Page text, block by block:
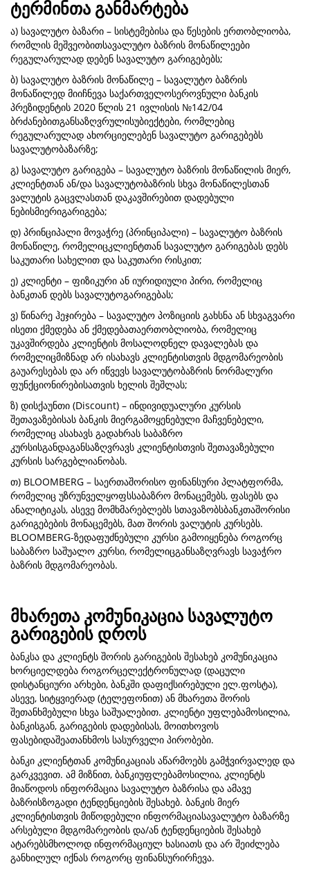
ტერმინთა განმარტება
ა) სავალუტო ბაზარი – სისტემებისა და წესების ერთობლიობა,
რომლის მეშვეობითსავალუტო ბაზრის მონაწილეები
რეგულარულად დებენ სავალუტო გარიგებებს;
ბ) სავალუტო ბაზრის მონაწილე – სავალუტო ბაზრის
მონაწილედ მიიჩნევა საქართველოსეროვნული ბანკის
პრეზიდენტის 2020 წლის 21 ივლისის №142/04
ბრძანებითგანსაზღვრულისუბიექტები, რომლებიც
რეგულარულად ახორციელებენ სავალუტო გარიგებებს
სავალუტობაზარზე;
გ) სავალუტო გარიგება – სავალუტო ბაზრის მონაწილის მიერ,
კლიენტთან ან/და სავალუტობაზრის სხვა მონაწილესთან
ვალუტის გაცვლასთან დაკავშირებით დადებული
ნებისმიერიგარიგება;
დ) პრინციპალი მოვაჭრე (პრინციპალი) – სავალუტო ბაზრის
მონაწილე, რომელიცკლიენტთან სავალუტო გარიგებას დებს
საკუთარი სახელით და საკუთარი რისკით;
ე) კლიენტი – ფიზიკური ან იურიდიული პირი, რომელიც
ბანკთან დებს სავალუტოგარიგებას;
ვ) წინარე ჰეჯირება – სავალუტო პოზიციის გახსნა ან სხვაგვარი
ისეთი ქმედება ან ქმედებათაერთობლიობა, რომელიც
უკავშირდება კლიენტის მოსალოდნელ დავალებას და
რომელიცმიზნად არ ისახავს კლიენტისთვის მდგომარეობის
გაუარესებას და არ იწვევს სავალუტობაზრის ნორმალური
ფუნქციონირებისათვის ხელის შეშლას;
ზ) დისქაუნთი (Discount) – ინდივიდუალური კურსის
შეთავაზებისას ბანკის მიერგამოყენებული მაჩვენებელი,
რომელიც ასახავს გადახრას საბაზრო
კურსისგანდაგანსაზღვრავს კლიენტისთვის შეთავაზებული
კურსის სარგებლიანობას.
თ) BLOOMBERG – საერთაშორისო ფინანსური პლატფორმა,
რომელიც უზრუნველყოფსსაბაზრო მონაცემებს, ფასებს და
ანალიტიკას, ასევე მომხმარებლებს სთავაზობსბანკთაშორისი
გარიგებების მონაცემებს, მათ შორის ვალუტის კურსებს.
BLOOMBERG-ზედაფუძნებული კურსი გამოიყენება როგორც
საბაზრო საშუალო კურსი, რომელიცგანსაზღვრავს სავაჭრო
ბაზრის მდგომარეობას.
მხარეთა კომუნიკაცია სავალუტო
გარიგების დროს
ბანკსა და კლიენტს შორის გარიგების შესახებ კომუნიკაცია
ხორციელდება როგორცელექტრონულად (დაცული
დისტანციური არხები, ბანკში დაფიქსირებული ელ.ფოსტა),
ასევე, სიტყვიერად (ტელეფონით) ან მხარეთა შორის
შეთანხმებული სხვა საშუალებით. კლიენტი უფლებამოსილია,
ბანკისგან, გარიგების დადებისას, მოითხოვოს
ფასებიდაშეათანხმოს სასურველი პირობები.
ბანკი კლიენტთან კომუნიკაციას აწარმოებს გამჭვირვალედ და
გარკვევით. ამ მიზნით, ბანკიუფლებამოსილია, კლიენტს
მიაწოდოს ინფორმაცია სავალუტო ბაზრისა და ამავე
ბაზრისზოგადი ტენდენციების შესახებ. ბანკის მიერ
კლიენტისთვის მიწოდებული ინფორმაციასავალუტო ბაზარზე
არსებული მდგომარეობის და/ან ტენდენციების შესახებ
ატარებსმხოლოდ ინფორმაციულ ხასიათს და არ შეიძლება
განხილულ იქნას როგორც ფინანსურირჩევა.